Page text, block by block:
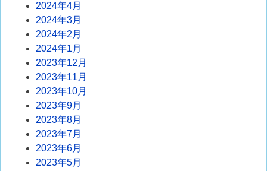
2024年4月
2024年3月
2024年2月
2024年1月
2023年12月
2023年11月
2023年10月
2023年9月
2023年8月
2023年7月
2023年6月
2023年5月